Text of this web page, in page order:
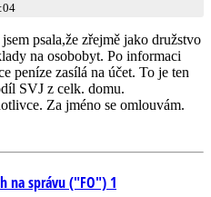
psala,že zřejmě jako družstvo
na osobobyt. Po informaci
peníze zasílá na účet. To je ten
SVJ z celk. domu.
Za jméno se omlouvám.
na správu ("FO") 1